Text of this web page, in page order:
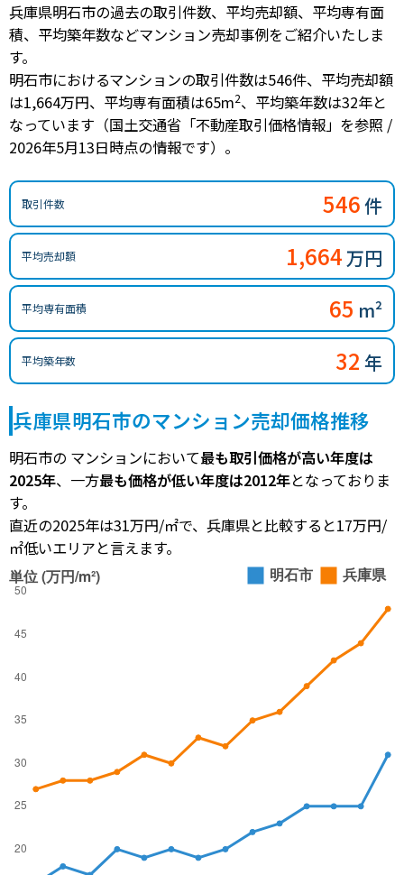
兵庫県明石市の過去の取引件数、平均売却額、平均専有面
積、平均築年数などマンション売却事例をご紹介いたしま
す。
明石市におけるマンションの取引件数は546件、 平均売却額
は1,664万円、 平均専有面積は65m2、 平均築年数は32年と
なっています（国土交通省「不動産取引価格情報」を参照 /
2026年5月13日時点の情報です）。
取引件数 546件
平均売却額 1,664 万円
平均専有面積 65 m²
平均築年数 32 年
兵庫県明石市のマンション売却価格推移
明石市の マンションにおいて最も取引価格が高い年度は
2025年、一方最も価格が低い年度は2012年となっておりま
す。
直近の2025年は31万円/㎡で、兵庫県と比較すると17万円/
㎡低いエリアと言えます。